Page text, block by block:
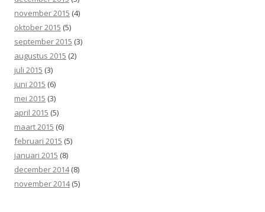
november 2015 (4)
oktober 2015 (5)
september 2015 (3)
augustus 2015 (2)
juli 2015 (3)
juni 2015 (6)
mei 2015 (3)
april 2015 (5)
maart 2015 (6)
februari 2015 (5)
januari 2015 (8)
december 2014(8)
november 2014(5)